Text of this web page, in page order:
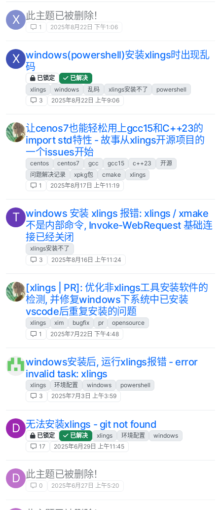
X 此主题已被删除！
1 2025年8月22日 下午1:06
X windows(powershell)安装xlings时出现乱
码
已锁定
已解决
xlings
windows 乱码 xlings安装不了
powershell
3
2025年8月22日 上午9:06
让cenos7也能轻松用上gcc15和C++23的
import std特性 - 故事从xlings开源项目的
一个issues开始
centos centos7 gcc gcc15 c++23
开源
问题解决记录
xpkg包 cmake
xlings
1
2025年8月17日 上午11:19
T windows 安装 xlings 报错: xlings / xmake
不是内部命令, Invoke-WebRequest 基础连
接已经关闭
xlings安装不了
3
2025年8月16日 上午11:24
[xlings | PR]: 优化非xlings工具安装软件的
检测, 并修复windows下系统中已安装
vscode后重复安装的问题
xlings xim bugfix pr
opensource
1
2025年7月22日 下午4:48
windows安装后, 运行xlings报错 - error
invalid task: xlings
xlings 环境配置 windows
powershell
3
2025年7月3日 上午3:59
D 无法安装xlings - git not found
已锁定 已解决 xlings 环境配置
windows
17
2025年6月29日 上午11:45
D 此主题已被删除！
0 2025年6月27日 上午5:20